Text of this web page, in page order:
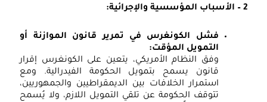
فشل الكونغرس في تمرير قانون الموازنة أو
التمويل المؤقت:
وفق النظام الأمريكي، يتعين على الكونغرس إقرار
قانون يسمح بتمويل الحكومة الفيدرالية. ومع
استمرار الخلافات بين الديمقراطيين والجمهوريين،
تتوقف الحكومة عن تلقي التمويل اللازم، ولا يُسمح